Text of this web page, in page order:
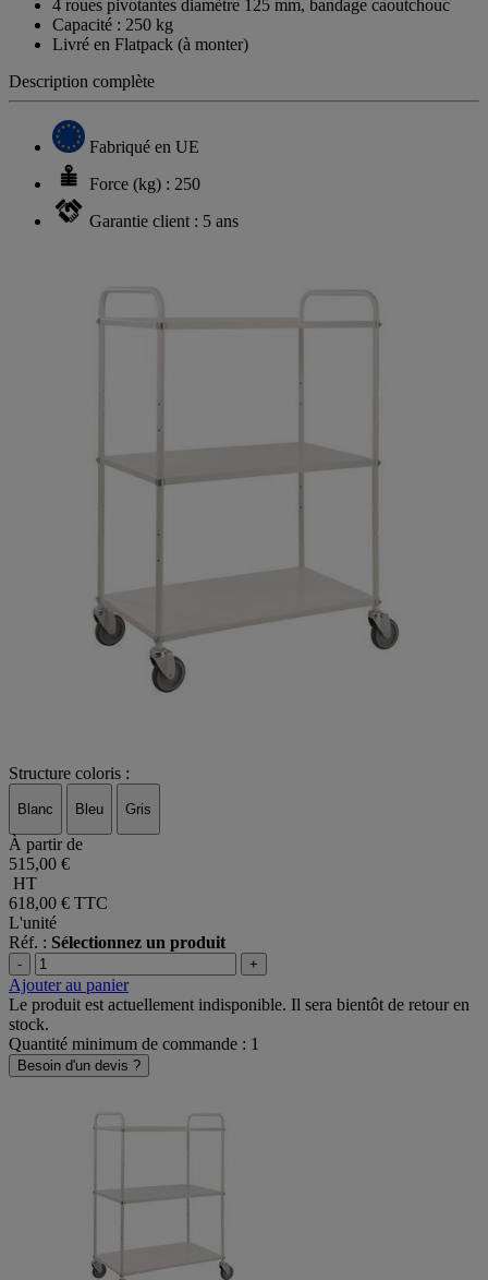
4 roues pivotantes diamètre 125 mm, bandage caoutchouc
Capacité : 250 kg
Livré en Flatpack (à monter)
Description complète
Fabriqué en UE
Force (kg) : 250
Garantie client : 5 ans
Structure coloris :
Blanc Bleu Gris
À partir de
515,00 €
HT
618,00 € TTC
L'unité
Réf. : Sélectionnez un produit
- +
Ajouter au panier
Le produit est actuellement indisponible. Il sera bientôt de retour en
stock.
Quantité minimum de commande : 1
Besoin d'un devis ?